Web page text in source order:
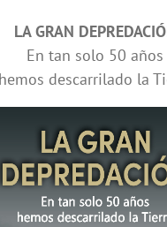
LA GRAN
En tan solo 50 años
hemos descarrilado la